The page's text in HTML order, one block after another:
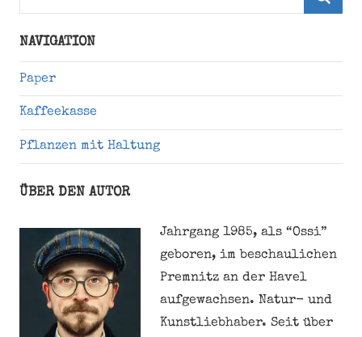
NAVIGATION
Paper
Kaffeekasse
Pflanzen mit Haltung
ÜBER DEN AUTOR
Jahrgang 1985, als “Ossi”
geboren, im beschaulichen
Premnitz an der Havel
aufgewachsen. Natur- und
Kunstliebhaber. Seit über